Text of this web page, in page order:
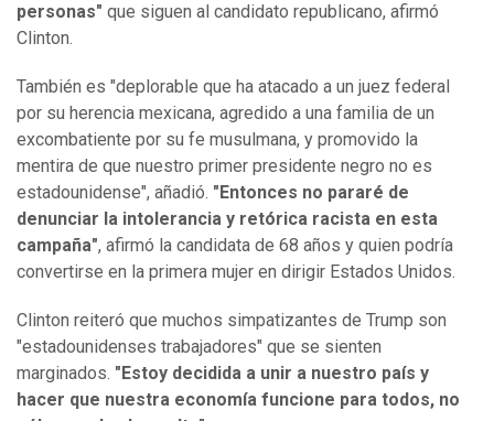
personas" que siguen al candidato republicano, afirmó
Clinton.
También es "deplorable que ha atacado a un juez federal
por su herencia mexicana, agredido a una familia de un
excombatiente por su fe musulmana, y promovido la
mentira de que nuestro primer presidente negro no es
estadounidense", añadió. "Entonces no pararé de
denunciar la intolerancia y retórica racista en esta
campaña", afirmó la candidata de 68 años y quien podría
convertirse en la primera mujer en dirigir Estados Unidos.
Clinton reiteró que muchos simpatizantes de Trump son
"estadounidenses trabajadores" que se sienten
marginados. "Estoy decidida a unir a nuestro país y
hacer que nuestra economía funcione para todos, no